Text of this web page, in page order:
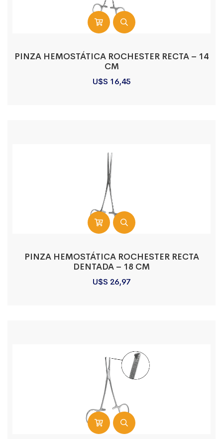
PINZA HEMOSTÁTICA ROCHESTER RECTA – 14
CM
U$S 16,45
PINZA HEMOSTÁTICA ROCHESTER RECTA
DENTADA – 18 CM
U$S 26,97